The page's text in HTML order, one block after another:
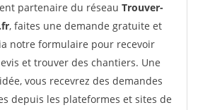
partenaire du réseau Trouver-
, faites une demande gratuite et
notre formulaire pour recevoir
et trouver des chantiers. Une
vous recevrez des demandes
depuis les plateformes et sites de